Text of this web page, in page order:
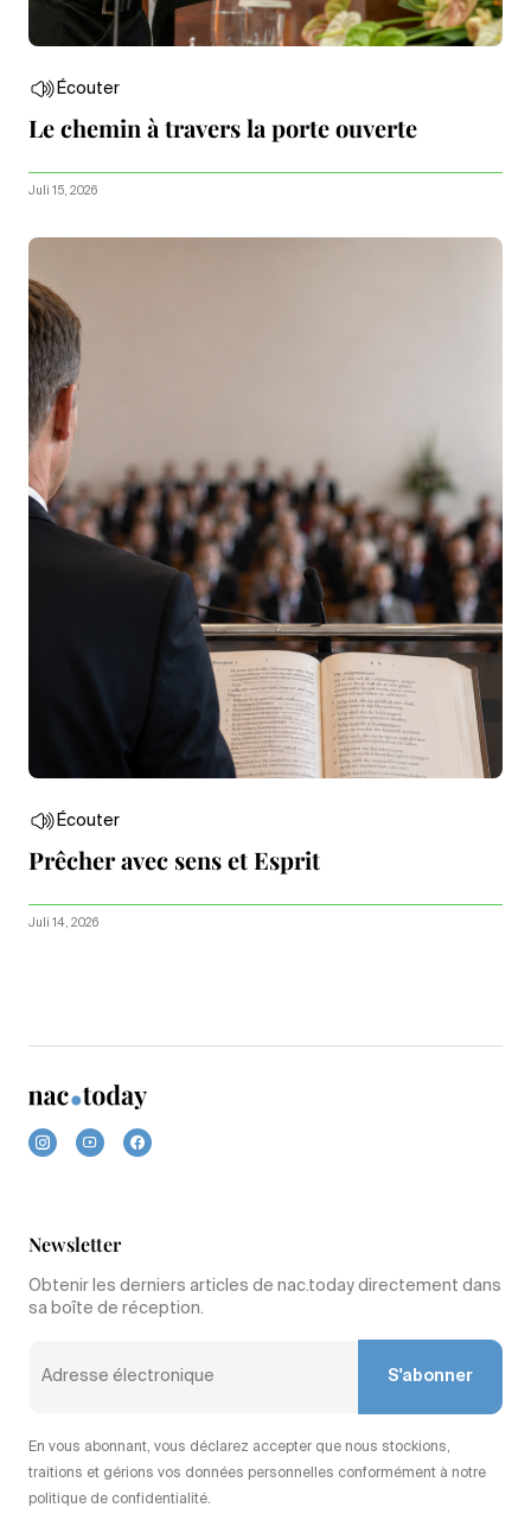
Écouter
Le chemin à travers la porte ouverte
Juli 15, 2026
Écouter
Prêcher avec sens et Esprit
Juli 14, 2026
Newsletter
Obtenir les derniers articles de nac.today directement dans
sa boîte de réception.
S'abonner
En vous abonnant, vous déclarez accepter que nous stockions,
traitions et gérions vos données personnelles conformément à notre
politique de confidentialité.